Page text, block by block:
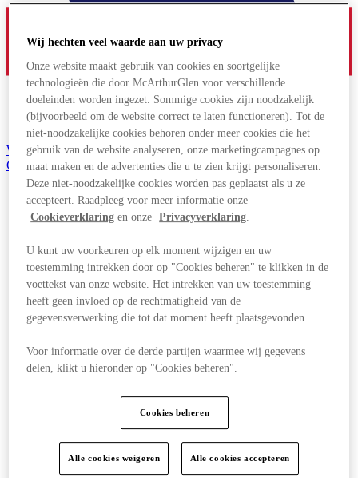
Word lid van de Club
Gered,
Winkels
Aanbiedingen
Wat is er aan
Eet & Drink
Cadeaubonnen
Diensten
Hoe was je dag?
Meer
Wij hechten veel waarde aan uw privacy
Onze website maakt gebruik van cookies en soortgelijke
technologieën die door McArthurGlen voor verschillende
doeleinden worden ingezet. Sommige cookies zijn noodzakelijk
(bijvoorbeeld om de website correct te laten functioneren). Tot de
niet-noodzakelijke cookies behoren onder meer cookies die het
gebruik van de website analyseren, onze marketingcampagnes op
maat maken en de advertenties die u te zien krijgt personaliseren.
Deze niet-noodzakelijke cookies worden pas geplaatst als u ze
accepteert. Raadpleeg voor meer informatie onze
Cookieverklaring en onze Privacyverklaring
U kunt uw voorkeuren op elk moment wijzigen en uw
toestemming intrekken door op "Cookies beheren" te klikken in de
voettekst van onze website. Het intrekken van uw toestemming
heeft geen invloed op de rechtmatigheid van de
gegevensverwerking die tot dat moment heeft plaatsgevonden.
Voor informatie over de derde partijen waarmee wij gegevens
delen, klikt u hieronder op "Cookies beheren".
Cookies beheren
Alle cookies weigeren Alle cookies accepteren